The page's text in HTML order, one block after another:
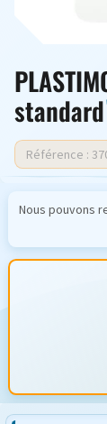
standard
Référence :
Nous pouvons